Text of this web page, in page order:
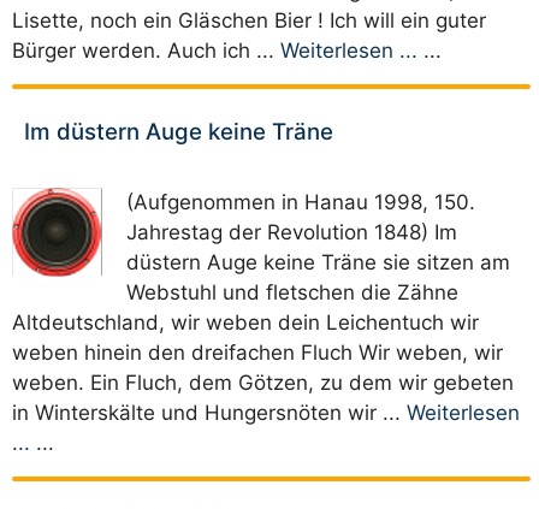
Lisette, noch ein Gläschen Bier ! Ich will ein guter
Bürger werden. Auch ich ... Weiterlesen ... ...
Im düstern Auge keine Träne
(Aufgenommen in Hanau 1998, 150.
Jahrestag der Revolution 1848) Im
düstern Auge keine Träne sie sitzen am
Webstuhl und fletschen die Zähne
Altdeutschland, wir weben dein Leichentuch wir
weben hinein den dreifachen Fluch Wir weben, wir
weben. Ein Fluch, dem Götzen, zu dem wir gebeten
in Winterskälte und Hungersnöten wir ... Weiterlesen
... ...